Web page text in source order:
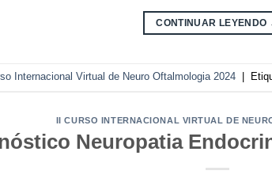
CONTINUAR LEYENDO
Internacional Virtual de Neuro Oftalmologia 2024
II CURSO INTERNACIONAL VIRTUAL DE
Neuropatia